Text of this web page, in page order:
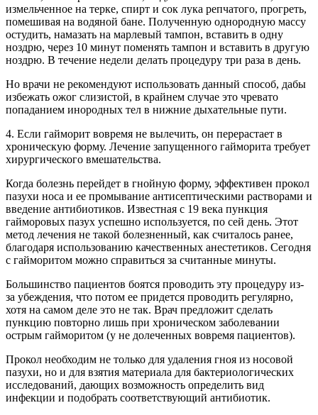
измельченное на терке, спирт и сок лука репчатого, прогреть,
помешивая на водяной бане. Полученную однородную массу
остудить, намазать на марлевый тампон, вставить в одну
ноздрю, через 10 минут поменять тампон и вставить в другую
ноздрю. В течение недели делать процедуру три раза в день.
Но врачи не рекомендуют использовать данный способ, дабы
избежать ожог слизистой, в крайнем случае это чревато
попаданием инородных тел в нижние дыхательные пути.
4. Если гайморит вовремя не вылечить, он перерастает в
хроническую форму. Лечение запущенного гайморита требует
хирургического вмешательства.
Когда болезнь перейдет в гнойную форму, эффективен прокол
пазухи носа и ее промывание антисептическими растворами и
введение антибиотиков. Известная с 19 века пункция
гайморовых пазух успешно используется, по сей день. Этот
метод лечения не такой болезненный, как считалось ранее,
благодаря использованию качественных анестетиков. Сегодня
с гайморитом можно справиться за считанные минуты.
Большинство пациентов боятся проводить эту процедуру из-
за убеждения, что потом ее придется проводить регулярно,
хотя на самом деле это не так. Врач предложит сделать
пункцию повторно лишь при хроническом заболевании
острым гайморитом (у не долеченных вовремя пациентов).
Прокол необходим не только для удаления гноя из носовой
пазухи, но и для взятия материала для бактериологических
исследований, дающих возможность определить вид
инфекции и подобрать соответствующий антибиотик.